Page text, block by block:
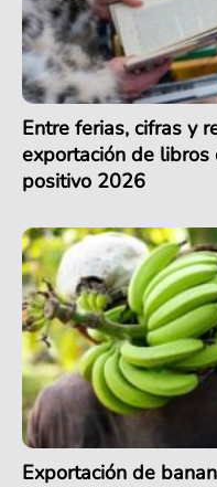
Entre ferias, cifras y
exportación de libros
positivo 2026
Exportación de